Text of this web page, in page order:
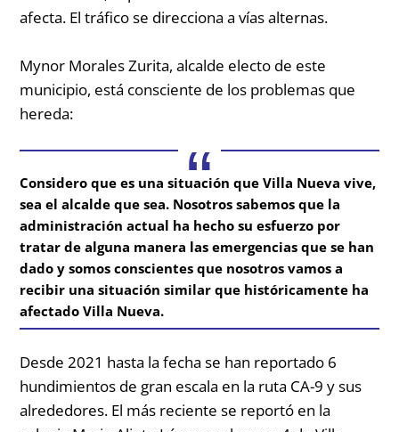
afecta. El tráfico se direcciona a vías alternas.
Mynor Morales Zurita, alcalde electo de este
municipio, está consciente de los problemas que
hereda:
Considero que es una situación que Villa Nueva vive,
sea el alcalde que sea. Nosotros sabemos que la
administración actual ha hecho su esfuerzo por
tratar de alguna manera las emergencias que se han
dado y somos conscientes que nosotros vamos a
recibir una situación similar que históricamente ha
afectado Villa Nueva.
Desde 2021 hasta la fecha se han reportado 6
hundimientos de gran escala en la ruta CA-9 y sus
alrededores. El más reciente se reportó en la